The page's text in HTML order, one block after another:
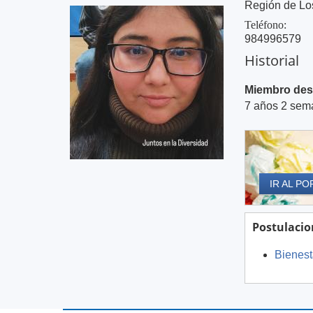
Región de
Teléfono:
984996579
Historial
Miembro
7 años 2
IR AL